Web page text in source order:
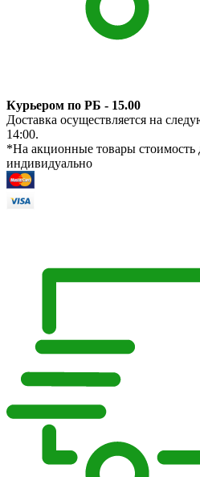
Курьером по РБ - 15.00
Доставка осуществляется на
14:00.
*На акционные товары стоимость
индивидуально